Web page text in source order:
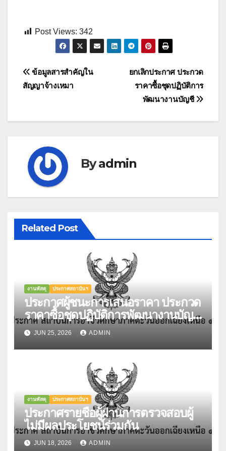
Post Views: 342
Post
navigation
ยกเลิกประกาศ ประกวด
ราคาซื้อชุดปฏิบัติการ
พัฒนางานบัญชี
ข้อมูลสารสำคัญใน
สัญญาจ้างเหมา
Byadmin
Related Post
งานพัสดุ ประกาศสถาบันฯ
ประกาศผู้ชนะการเสนอราคา ประกวด
ราคาซื้อชุดปฏิบัติการพัฒนางานบัญชี
พร้อมระบบตรวจสอบและแสดงภัย
คุกคามต่อระบบงาน (Business
System) สถาบันการอาชีวศึกษา
ภาคตะวันออกเฉียงเหนือ 4 ด้วยวิธี
ประกวดราคาอิเล็กทรอนิกส์ (e-
JUN 25, 2026 ADMIN
งานพัสดุ ประกาศสถาบันฯ
ประกาศรายชื่อผู้ผ่านการตรวจสอบผู้
ไม่มีผลประโยชน์ร่วมกัน
JUN 18, 2026 ADMIN